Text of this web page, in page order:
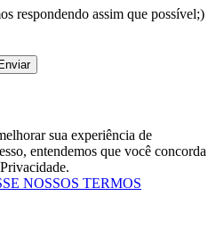
respondendo assim que possível;)
Enviar
sua experiência de
entendemos que você concorda
NOSSOS TERMOS